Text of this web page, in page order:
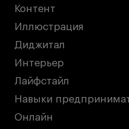
Контент
Иллюстрация
Диджитал
Интерьер
Лайфстайл
Навыки
Онлайн